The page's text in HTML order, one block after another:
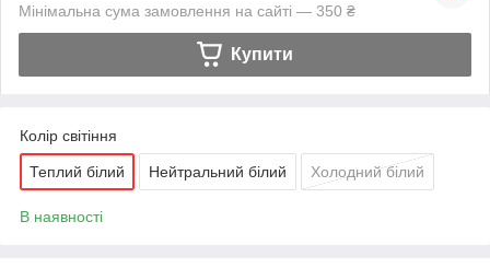
Мінімальна сума замовлення на сайті — 350 ₴
Купити
Колір світіння
Теплий білий Нейтральний білий Холодний білий
В наявності